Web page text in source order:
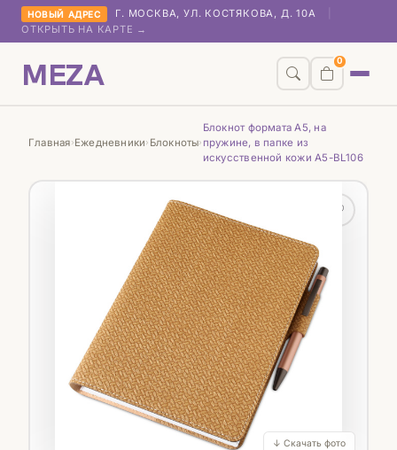
НОВЫЙ АДРЕС Г. МОСКВА, УЛ. КОСТЯКОВА, Д. 10А
ОТКРЫТЬ НА КАРТЕ →
MEZA 0
Главная›Ежедневники› Блокноты›
Блокнот формата А5, на
пружине, в папке из
искусственной кожи А5-BL106
♡
↓ Скачать фото